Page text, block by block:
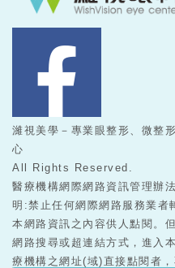
濰視美學－專業眼整形、微整
心
All Rights Reserved.
醫療機構網際網路資訊管理辦
明:禁止任何網際網路服務業者
本網路資訊之內容供人點閱。
網路搜尋或超連結方式，進入
療機構之網址(域)直接點閱者，